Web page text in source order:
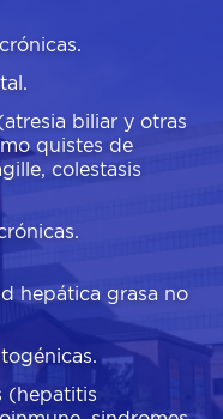
biliar y otras
quistes de
colestasis
hepática grasa no
(hepatitis